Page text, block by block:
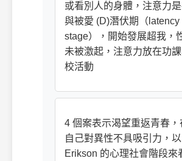
或看別人的身體，注意力
與被愛 (D)潛伏期（latency
stage），開始發展超我，
未被激起，注意力放在功
校活動
4 個案表示渴望重返青春，
自己對異性不具吸引力，以
Erikson 的心理社會階段來